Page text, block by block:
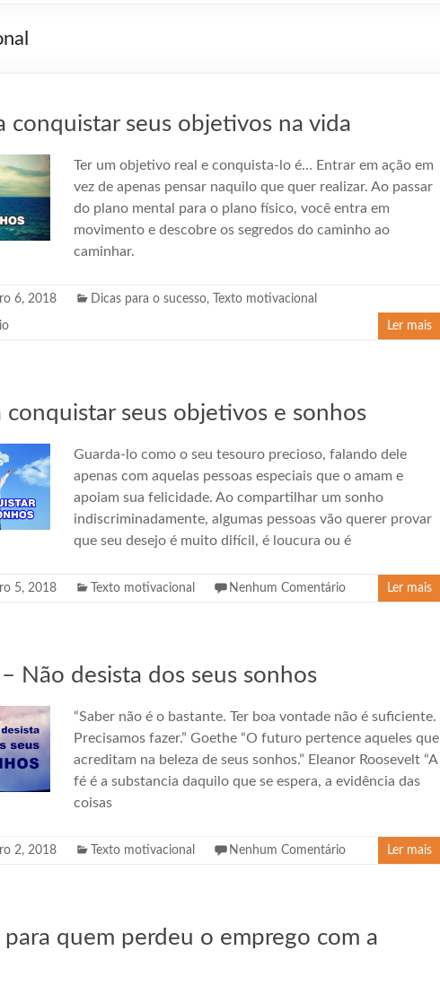
conquistar seus objetivos na vida
Ter um objetivo real e conquista-lo é… Entrar em ação em
vez de apenas pensar naquilo que quer realizar. Ao passar
do plano mental para o plano físico, você entra em
movimento e descobre os segredos do caminho ao
caminhar.
6, 2018 Dicas para o sucesso, Texto motivacional
Ler mais
conquistar seus objetivos e sonhos
Guarda-lo como o seu tesouro precioso, falando dele
apenas com aquelas pessoas especiais que o amam e
apoiam sua felicidade. Ao compartilhar um sonho
indiscriminadamente, algumas pessoas vão querer provar
que seu desejo é muito difícil, é loucura ou é
5, 2018 Texto motivacional Nenhum Comentário Ler mais
Não desista dos seus sonhos
“Saber não é o bastante. Ter boa vontade não é suficiente.
Precisamos fazer.” Goethe “O futuro pertence aqueles que
acreditam na beleza de seus sonhos.” Eleanor Roosevelt “A
fé é a substancia daquilo que se espera, a evidência das
coisas
2, 2018 Texto motivacional Nenhum Comentário Ler mais
quem perdeu o emprego com a